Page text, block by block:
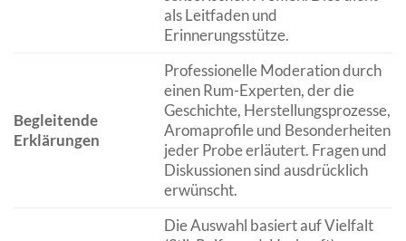
als Leitfaden und
Erinnerungsstütze.
Begleitende
Erklärungen
Professionelle Moderation durch
einen Rum-Experten, der die
Geschichte, Herstellungsprozesse,
Aromaprofile und Besonderheiten
jeder Probe erläutert. Fragen und
Diskussionen sind ausdrücklich
erwünscht.
Die Auswahl basiert auf Vielfalt